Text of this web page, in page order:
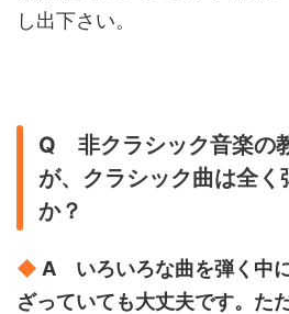
し出下さい。
Q 非クラシック音楽の
が、クラシック曲は全く
か？
◆ A いろいろな曲を弾く中
ざっていても大丈夫です。た